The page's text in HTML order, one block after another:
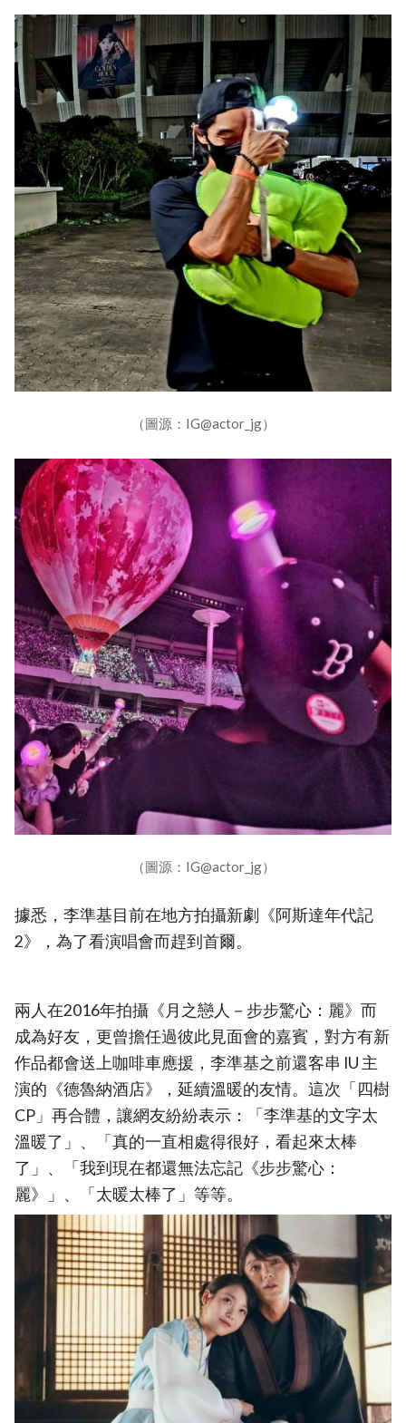
（圖源：IG@actor_jg）
（圖源：IG@actor_jg）
據悉，李準基目前在地方拍攝新劇《阿斯達年代記
2》，為了看演唱會而趕到首爾。
兩人在2016年拍攝《月之戀人－步步驚心：麗》而
成為好友，更曾擔任過彼此見面會的嘉賓，對方有新
作品都會送上咖啡車應援，李準基之前還客串 IU 主
演的《德魯納酒店》，延續溫暖的友情。這次「四樹
CP」再合體，讓網友紛紛表示：「李準基的文字太
溫暖了」、「真的一直相處得很好，看起來太棒
了」、「我到現在都還無法忘記《步步驚心：
麗》」、「太暖太棒了」等等。